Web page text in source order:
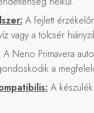
A fejlett
vagy a tölcsér
A Neno Primavera
a
A